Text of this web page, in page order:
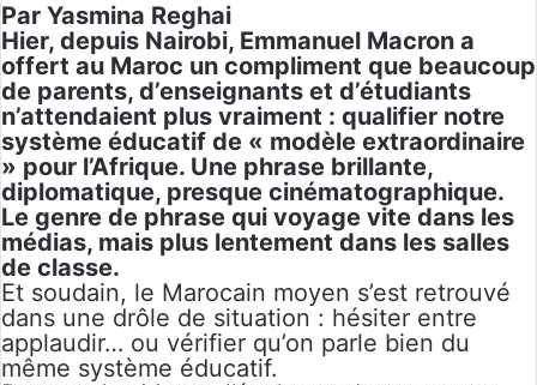
Par Yasmina Reghai
Hier, depuis Nairobi, Emmanuel Macron a
offert au Maroc un compliment que beaucoup
de parents, d’enseignants et d’étudiants
n’attendaient plus vraiment : qualifier notre
système éducatif de « modèle extraordinaire
» pour l’Afrique. Une phrase brillante,
diplomatique, presque cinématographique.
Le genre de phrase qui voyage vite dans les
médias, mais plus lentement dans les salles
de classe.
Et soudain, le Marocain moyen s’est retrouvé
dans une drôle de situation : hésiter entre
applaudir… ou vérifier qu’on parle bien du
même système éducatif.